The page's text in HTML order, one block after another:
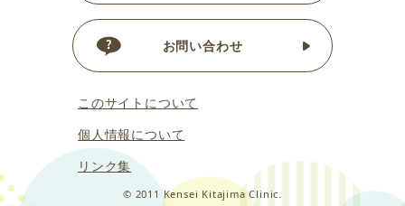
お問い合わせ
このサイトについて
個人情報について
リンク集
© 2011 Kensei Kitajima Clinic.